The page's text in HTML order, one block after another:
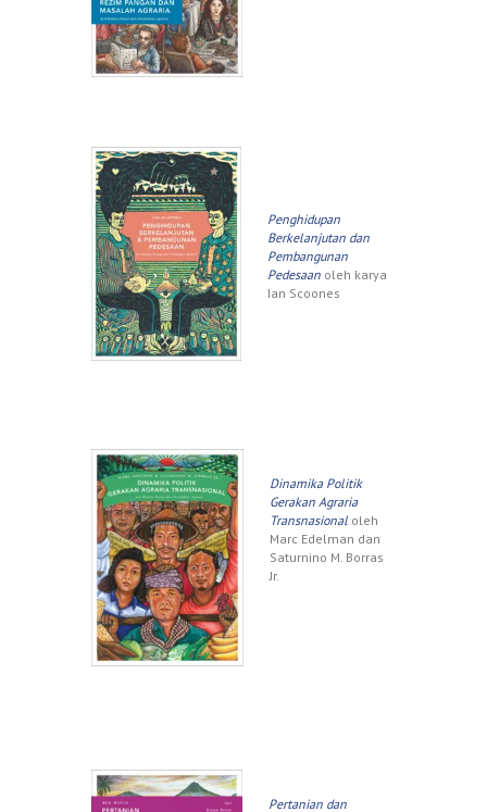
Penghidupan
Berkelanjutan dan
Pembangunan
Pedesaan oleh karya
Ian Scoones
Dinamika Politik
Gerakan Agraria
Transnasional oleh
Marc Edelman dan
Saturnino M. Borras
Jr.
Pertanian dan